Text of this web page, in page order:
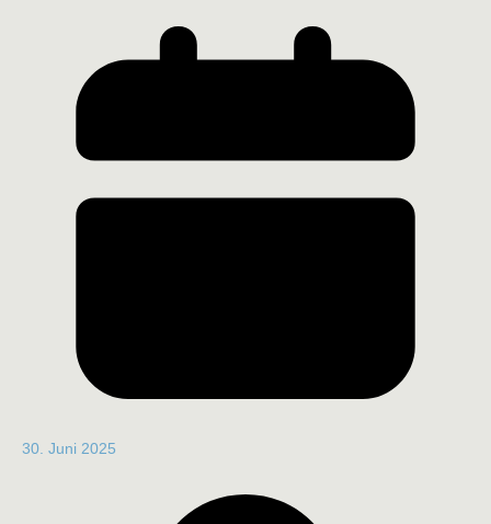
30. Juni 2025